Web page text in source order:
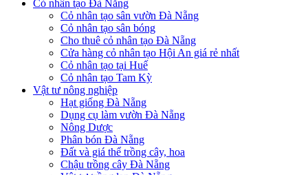
Cỏ nhân tạo Đà Nẵng
Cỏ nhân tạo sân vườn Đà Nẵng
Cỏ nhân tạo sân bóng
Cho thuê cỏ nhân tạo Đà Nẵng
Cửa hàng cỏ nhân tạo Hội An giá rẻ nhất
Cỏ nhân tạo tại Huế
Cỏ nhân tạo Tam Kỳ
Vật tư nông nghiệp
Hạt giống Đà Nẵng
Dụng cụ làm vườn Đà Nẵng
Nông Dược
Phân bón Đà Nẵng
Đất và giá thể trồng cây, hoa
Chậu trồng cây Đà Nẵng